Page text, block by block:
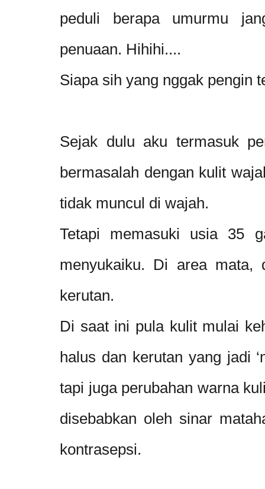
peduli berapa umurmu
penuaan. Hihihi....
Siapa sih yang nggak pengin
Sejak dulu aku termasuk
bermasalah dengan kulit
tidak muncul di wajah.
Tetapi memasuki usia 35
menyukaiku. Di area mata,
kerutan.
Di saat ini pula kulit mulai
halus dan kerutan yang jadi
tapi juga perubahan warna
disebabkan oleh sinar
kontrasepsi.